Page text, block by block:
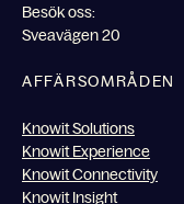
Besök oss:
Sveavägen 20
AFFÄRSOMRÅDEN
Knowit Solutions
Knowit Experience
Knowit Connectivity
Knowit Insight